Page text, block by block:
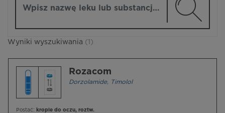
Wyniki wyszukiwania (1)
Rozacom
Dorzolamide, Timolol
Postać: krople do oczu, roztw.